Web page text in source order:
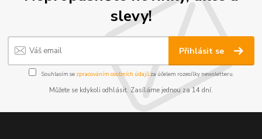
slevy!
Přihlásit se
Souhlasím se zpracováním osobních údajůza účelem rozesílky newsletteru.
Můžete se kdykoli odhlásit. Zasíláme jednou za 14 dní.